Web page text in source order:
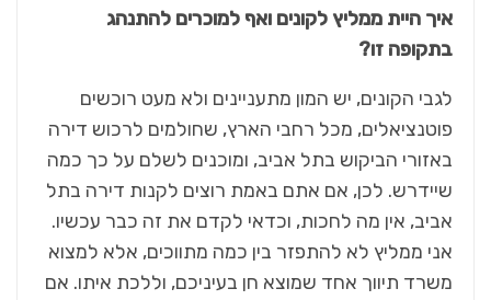
איך היית ממליץ לקונים ואף למוכרים להתנהג
בתקופה זו?
לגבי הקונים, יש המון מתעניינים ולא מעט רוכשים
פוטנציאלים, מכל רחבי הארץ, שחולמים לרכוש דירה
באזורי הביקוש בתל אביב, ומוכנים לשלם על כך כמה
שיידרש. לכן, אם אתם באמת רוצים לקנות דירה בתל
אביב, אין מה לחכות, וכדאי לקדם את זה כבר עכשיו.
אני ממליץ לא להתפזר בין כמה מתווכים, אלא למצוא
משרד תיווך אחד שמוצא חן בעיניכם, וללכת איתו. אם